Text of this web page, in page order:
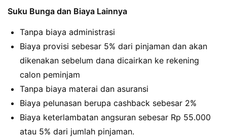
Suku Bunga dan Biaya Lainnya
Tanpa biaya administrasi
Biaya provisi sebesar 5% dari pinjaman dan akan
dikenakan sebelum dana dicairkan ke rekening
calon peminjam
Tanpa biaya materai dan asuransi
Biaya pelunasan berupa cashback sebesar 2%
Biaya keterlambatan angsuran sebesar Rp 55.000
atau 5% dari jumlah pinjaman.